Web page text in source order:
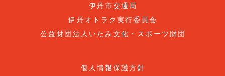
伊丹市交通局
伊丹オトラク実行委員会
公益財団法人いたみ文化・スポーツ財団
個人情報保護方針